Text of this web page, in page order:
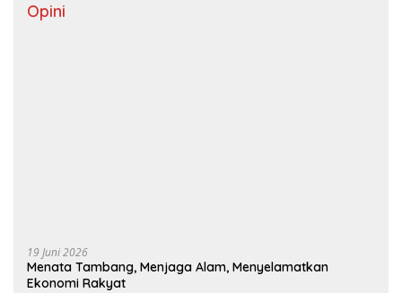
Opini
19 Juni 2026
Menata Tambang, Menjaga Alam, Menyelamatkan
Ekonomi Rakyat